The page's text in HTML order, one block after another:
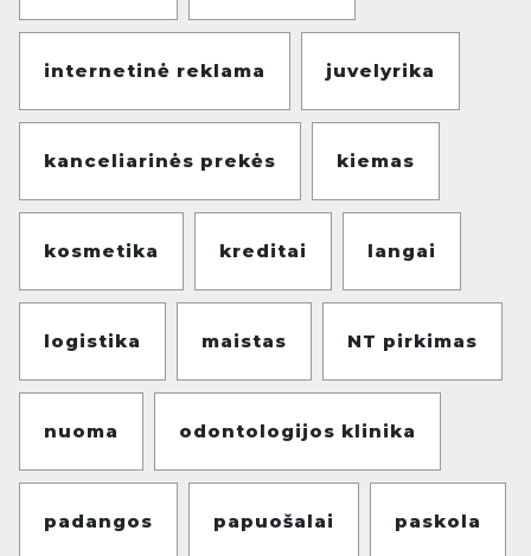
internetinė reklama juvelyrika
kanceliarinės prekės kiemas
kosmetika kreditai langai
logistika maistas NT pirkimas
nuoma odontologijos klinika
padangos papuošalai paskola